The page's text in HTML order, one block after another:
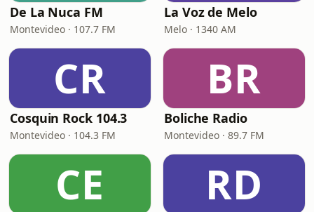
De La Nuca FM
Montevideo · 107.7 FM
La Voz de Melo
Melo · 1340 AM
CR
Cosquin Rock 104.3
Montevideo · 104.3 FM
BR
Boliche Radio
Montevideo · 89.7 FM
CE RD